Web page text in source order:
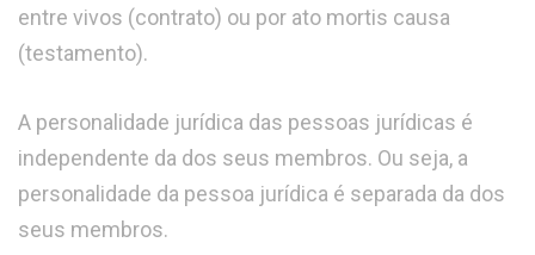
entre vivos (contrato) ou por ato mortis causa
(testamento).
A personalidade jurídica das pessoas jurídicas é
independente da dos seus membros. Ou seja, a
personalidade da pessoa jurídica é separada da dos
seus membros.